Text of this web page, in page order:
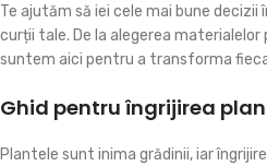
Te ajutăm să iei cele mai bune
curții tale. De la alegerea materialelor
suntem aici pentru a transforma
Ghid pentru îngrijirea
Plantele sunt inima grădinii, iar